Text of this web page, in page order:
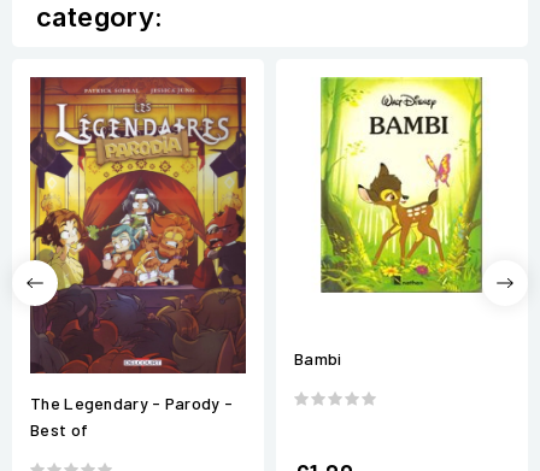
category:
The Legendary - Parody -
Best of
Bambi